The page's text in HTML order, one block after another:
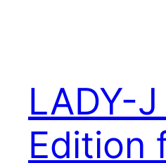
LADY-
Edition